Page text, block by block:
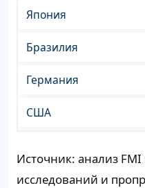
Япония
Бразилия
Германия
США
Источник: анализ
исследований и